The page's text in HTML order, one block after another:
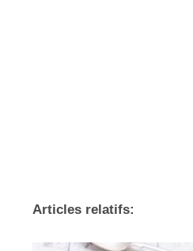
Articles relatifs: